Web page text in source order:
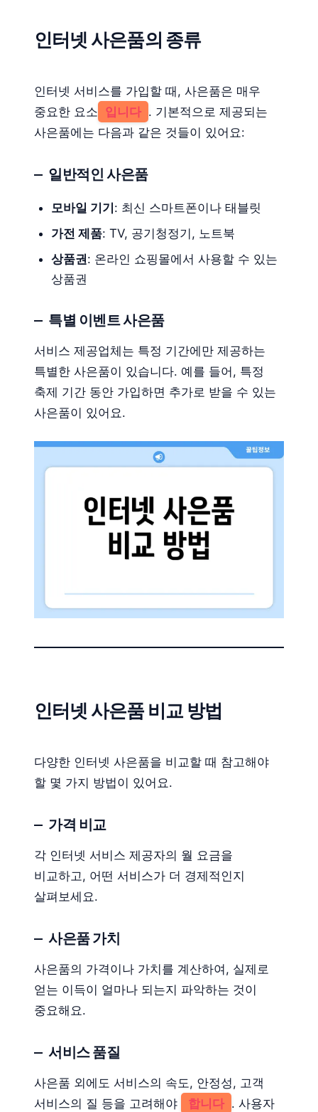
인터넷 사은품의 종류
인터넷 서비스를 가입할 때, 사은품은 매우
중요한 요소 입니다 . 기본적으로 제공되는
사은품에는 다음과 같은 것들이 있어요:
일반적인 사은품
모바일 기기 : 최신 스마트폰이나 태블릿
가전 제품: TV, 공기청정기, 노트북
상품권: 온라인 쇼핑몰에서 사용할 수 있는
상품권
특별 이벤트 사은품
서비스 제공업체는 특정 기간에만 제공하는
특별한 사은품이 있습니다. 예를 들어, 특정
축제 기간 동안 가입하면 추가로 받을 수 있는
사은품이 있어요.
인터넷 사은품 비교 방법
다양한 인터넷 사은품을 비교할 때 참고해야
할 몇 가지 방법이 있어요.
가격 비교
각 인터넷 서비스 제공자의 월 요금을
비교하고, 어떤 서비스가 더 경제적인지
살펴보세요.
사은품 가치
사은품의 가격이나 가치를 계산하여, 실제로
얻는 이득이 얼마나 되는지 파악하는 것이
중요해요.
서비스 품질
사은품 외에도 서비스의 속도, 안정성, 고객
서비스의 질 등을 고려해야
합니다 . 사용자